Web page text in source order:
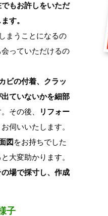
でもお許しをいただ
す。
まうことになるの
っていただけるの
ビの付着、クラッ
ていないかを細部
その後、
リフォー
伺いいたします。
図 をお持ちでした
大変助かります。
場で採寸し、作成
子